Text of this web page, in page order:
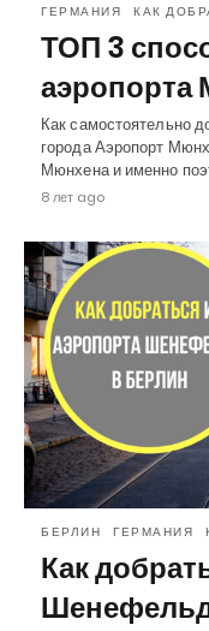
ГЕРМАНИЯ КАК
ТОП 3
аэропорта
Как самостоятельно
города Аэропорт
Мюнхена и именно
8 лет ago
БЕРЛИН ГЕРМАНИЯ
Как